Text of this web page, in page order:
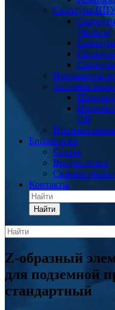
Скорлупа
(фольга)
Пенопакеты
Запорная
Шаровый
Шаровый
ОЦ
Библиотека
Статьи
Вопрос ответ
Скачать
Контакты
Найти
Z-образный
для подземной
стандартный